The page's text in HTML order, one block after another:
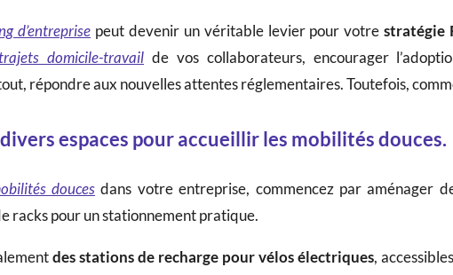
d’entreprisepeut devenir un véritable levier pour votrestratégie
domicile-travail de vos collaborateurs, encourager
répondre aux nouvelles attentes réglementaires. Toutefois,
espaces pour accueillir les mobilités douces.
douces dans votre entreprise, commencez par aménager
racks pour un stationnement pratique.
des stations de recharge pour vélos électriques,